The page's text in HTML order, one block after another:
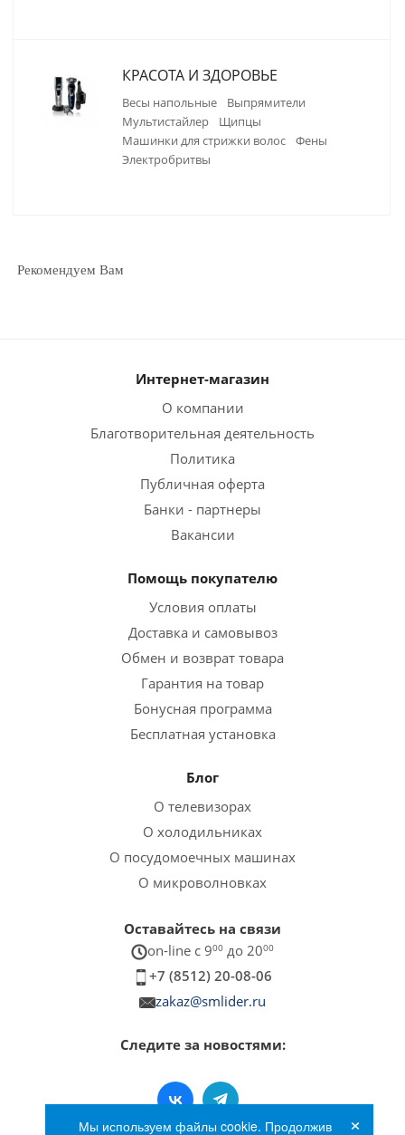
КРАСОТА И ЗДОРОВЬЕ
весы напольные
выпрямители
мультистайлер
щипцы
машинки для стрижки волос
фены
электробритвы
Рекомендуем Вам
Интернет-магазин
О компании
Благотворительная деятельность
Политика
Публичная оферта
Банки - партнеры
Вакансии
Помощь покупателю
Условия оплаты
Доставка и самовывоз
Обмен и возврат товара
Гарантия на товар
Бонусная программа
Бесплатная установка
Блог
О телевизорах
О холодильниках
О посудомоечных машинах
О микроволновках
Оставайтесь на связи
on-line c 900 до 2000
+7 (8512) 20-08-06
zakaz@smlider.ru
Следите за новостями:
Мы используем файлы cookie. Продолжив
×